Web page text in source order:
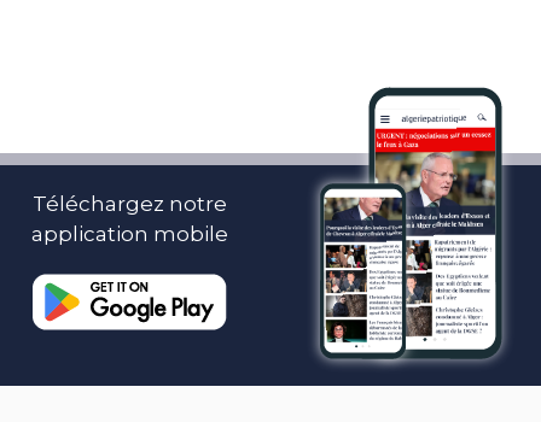
Téléchargez notre
application mobile